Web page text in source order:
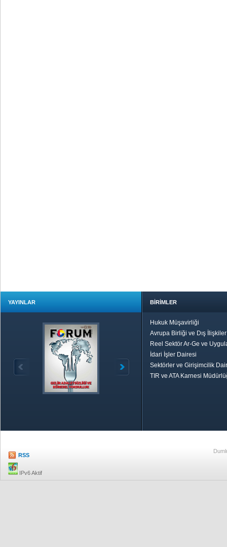
YAYINLAR BİRİMLER
Hukuk Müşavirliği
Avrupa Birliği ve Dış
Reel Sektör Ar-Ge ve
İdari İşler Dairesi
Sektörler ve Girişimcilik
TIR ve ATA Karnesi
RSS
IPv6 Aktif